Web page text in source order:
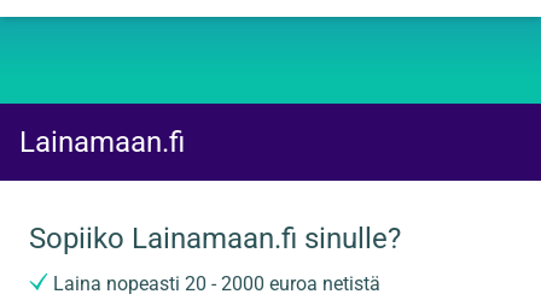
Lainamaan.fi
Sopiiko Lainamaan.fi sinulle?
Laina nopeasti 20 - 2000 euroa netistä